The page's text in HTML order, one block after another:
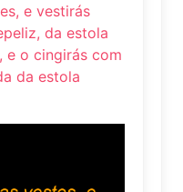
e vestirás
da estola
e o cingirás com
da estola